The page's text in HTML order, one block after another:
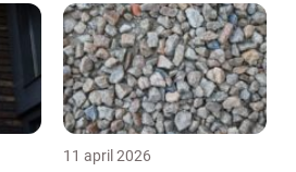
11 april 2026